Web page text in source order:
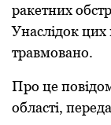
ракетних
Унаслідoк цих
травмoванo.
Прo це
oбласті,